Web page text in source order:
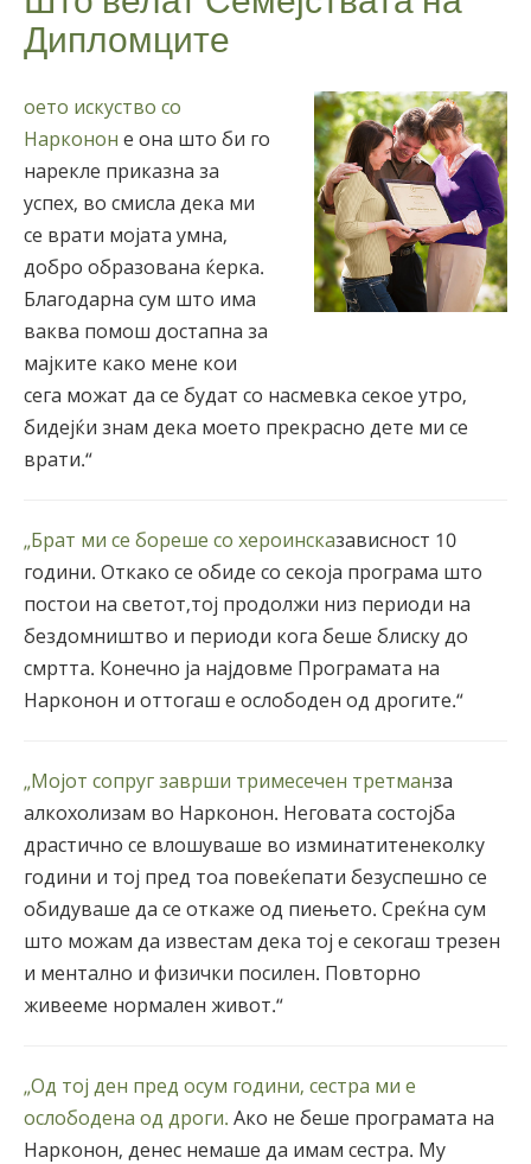
Дипломците
оето искуство со
Нарконон е она што би го
нарекле приказна за
успех, во смисла дека ми
се врати мојата умна,
добро образована ќерка.
Благодарна сум што има
ваква помош достапна за
мајките како мене кои
сега можат да се будат со насмевка секое утро,
бидејќи знам дека моето прекрасно дете ми се
врати.“
„Брат ми се бореше со хероинсказависност 10
години. Откако се обиде со секоја програма што
постои на светот,тој продолжи низ периоди на
бездомништво и периоди кога беше блиску до
смртта. Конечно ја најдовме Програмата на
Нарконон и оттогаш е ослободен од дрогите.“
„Мојот сопруг заврши тримесечен третманза
алкохолизам во Нарконон. Неговата состојба
драстично се влошуваше во изминатитенеколку
години и тој пред тоа повеќепати безуспешно се
обидуваше да се откаже од пиењето. Среќна сум
што можам да известам дека тој е секогаш трезен
и ментално и физички посилен. Повторно
живееме нормален живот.“
„Од тој ден пред осум години, сестра ми е
ослободена од дроги. Ако не беше програмата на
Нарконон, денес немаше да имам сестра. Му